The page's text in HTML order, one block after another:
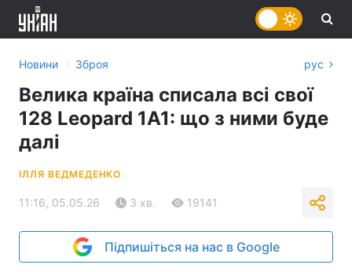
Новини › Зброя рус
Велика країна списала всі свої
128 Leopard 1A1: що з ними буде
далі
ІЛЛЯ ВЕДМЕДЕНКО
11:16, 05.05.26 3 хв. 19141
Підпишіться на нас в Google